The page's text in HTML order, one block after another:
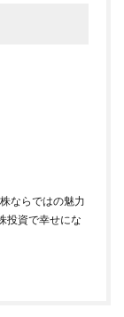
ならではの魅力
投資で幸せにな